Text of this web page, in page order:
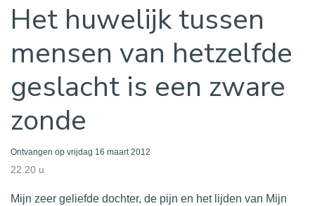
Het huwelijk tussen
mensen van hetzelfde
geslacht is een zware
zonde
Ontvangen op vrijdag 16 maart 2012
22.20 u
Mijn zeer geliefde dochter, de pijn en het lijden van Mijn